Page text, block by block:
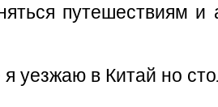
путешествиям
уезжаю в Китай но